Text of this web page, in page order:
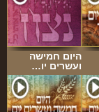
היום חמישה
ועשרים יו…